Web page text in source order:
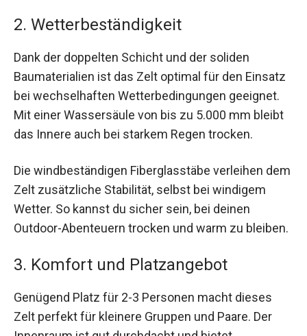
2. Wetterbeständigkeit
Dank der doppelten Schicht und der soliden
Baumaterialien ist das Zelt optimal für den Einsatz
bei wechselhaften Wetterbedingungen geeignet.
Mit einer Wassersäule von bis zu 5.000 mm bleibt
das Innere auch bei starkem Regen trocken.
Die windbeständigen Fiberglasstäbe verleihen dem
Zelt zusätzliche Stabilität, selbst bei windigem
Wetter. So kannst du sicher sein, bei deinen
Outdoor-Abenteuern trocken und warm zu bleiben.
3. Komfort und Platzangebot
Genügend Platz für 2-3 Personen macht dieses
Zelt perfekt für kleinere Gruppen und Paare. Der